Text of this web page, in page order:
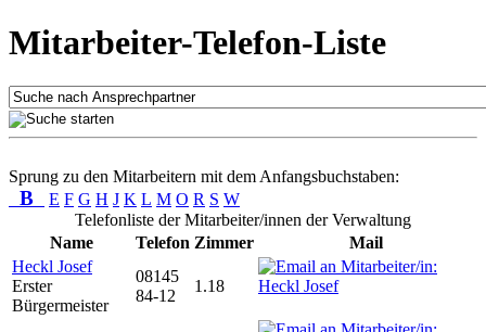
Mitarbeiter-Telefon-Liste
Sprung zu den Mitarbeitern mit dem Anfangsbuchstaben:
B E F G H J K L M O R S W
Telefonliste der Mitarbeiter/innen der Verwaltung
Name
Telefon Zimmer
Mail
Heckl Josef
Erster
Bürgermeister
08145
84-12
1.18